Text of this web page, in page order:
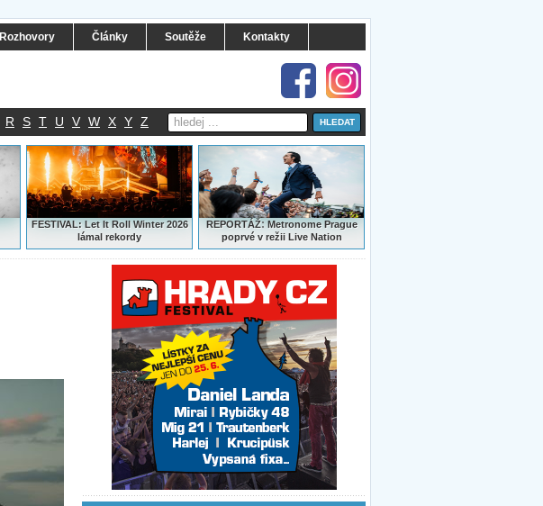
Rozhovory Články Soutěže Kontakty
R S T U V W X Y Z
FESTIVAL: Let It Roll Winter 2026
lámal rekordy
REPORTÁŽ:Metronome Prague
poprvé v režii Live Nation